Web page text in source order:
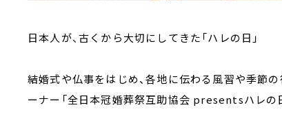
日本人が、古くから大切にしてきた「ハレの日」
結婚式や仏事をはじめ、各地に伝わる風習や季節
ーナー「全日本冠婚葬祭互助協会 presentsハレの